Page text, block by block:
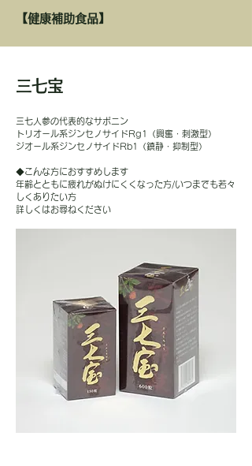
【健康補助食品】
三七宝
三七人参の代表的なサポニン
トリオール系ジンセノサイドRg1（興奮・刺激型）
ジオール系ジンセノサイドRb1（鎮静・抑制型）
◆こんな方におすすめします
年齢とともに疲れがぬけにくくなった方/いつまでも若々
しくありたい方
​詳しくはお尋ねください